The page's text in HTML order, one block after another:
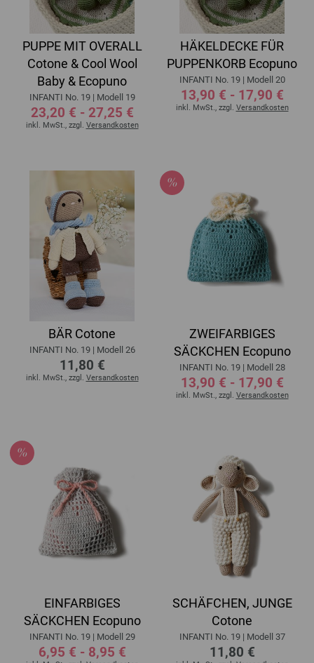
PUPPE MIT OVERALL
Cotone & Cool Wool
Baby & Ecopuno
INFANTI No. 19 | Modell 19
23,20 € - 27,25 €
inkl. MwSt., zzgl. Versandkosten
HÄKELDECKE FÜR
PUPPENKORB Ecopuno
INFANTI No. 19 | Modell 20
13,90 € - 17,90 €
inkl. MwSt., zzgl. Versandkosten
BÄR Cotone
INFANTI No. 19 | Modell 26
11,80 €
inkl. MwSt., zzgl. Versandkosten
ZWEIFARBIGES
SÄCKCHEN Ecopuno
INFANTI No. 19 | Modell 28
13,90 € - 17,90 €
inkl. MwSt., zzgl. Versandkosten
EINFARBIGES
SÄCKCHEN Ecopuno
INFANTI No. 19 | Modell 29
6,95 € - 8,95 €
SCHÄFCHEN, JUNGE
Cotone
INFANTI No. 19 | Modell 37
11,80 €